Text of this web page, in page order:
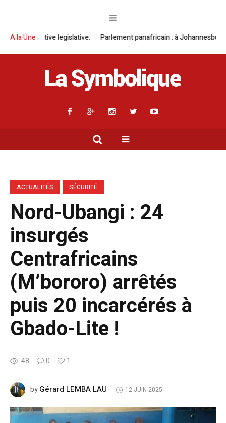
A la Une : Parlement panafricain : à Johannesburg, Aimé Boji
ACTUALITÉS SÉCURITÉ
Nord-Ubangi : 24
insurgés
Centrafricains
(M’bororo) arrêtés
puis 20 incarcérés à
Gbado-Lite !
48 0 1
byGérard LEMBA LAU 12 JUIN 2025